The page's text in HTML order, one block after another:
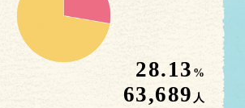
28.13 %
63,689 人